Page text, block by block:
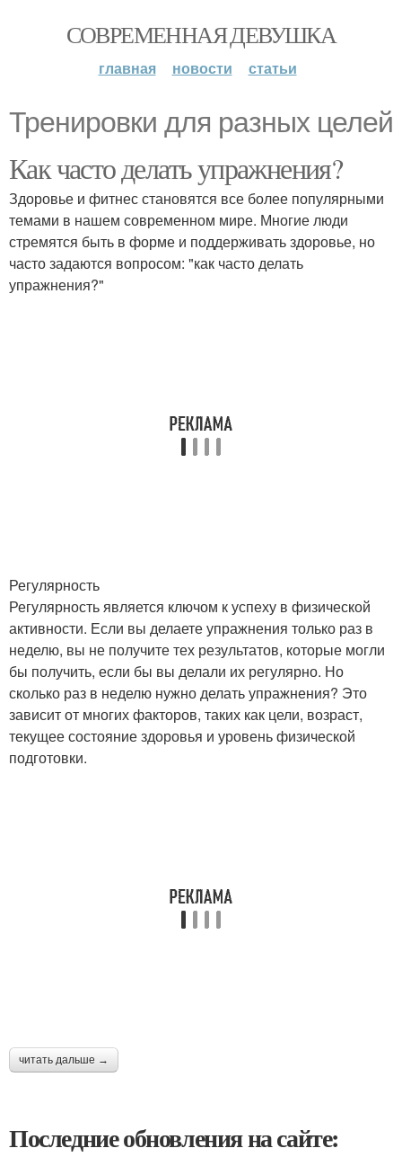
СОВРЕМЕННАЯ ДЕВУШКА
главная новости статьи
Тренировки для разных целей
Как часто делать упражнения?
Здоровье и фитнес становятся все более популярными
темами в нашем современном мире. Многие люди
стремятся быть в форме и поддерживать здоровье, но
часто задаются вопросом: "как часто делать
упражнения?"
Регулярность
Регулярность является ключом к успеху в физической
активности. Если вы делаете упражнения только раз в
неделю, вы не получите тех результатов, которые могли
бы получить, если бы вы делали их регулярно. Но
сколько раз в неделю нужно делать упражнения? Это
зависит от многих факторов, таких как цели, возраст,
текущее состояние здоровья и уровень физической
подготовки.
читать дальше →
Последние обновления на сайте: